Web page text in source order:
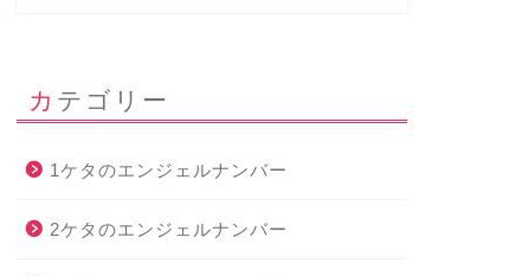
カテゴリー
1ケタのエンジェルナンバー
2ケタのエンジェルナンバー